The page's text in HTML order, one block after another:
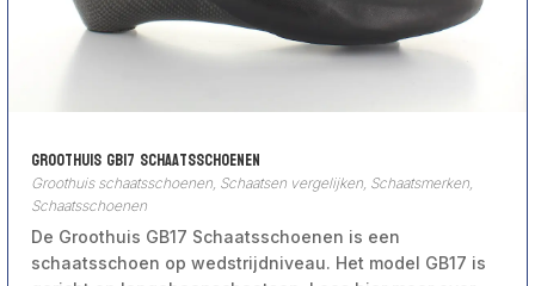
Groothuis GB17 Schaatsschoenen
Groothuis schaatsschoenen Schaatsen vergelijken Schaatsmerken
Schaatsschoenen
De Groothuis GB17 Schaatsschoenen is een
schaatsschoen op wedstrijdniveau. Het model GB17 is